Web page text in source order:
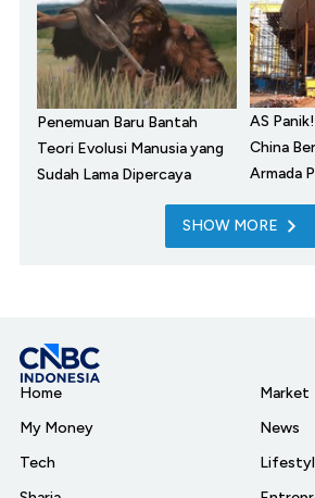
Penemuan Baru Bantah
Teori Evolusi Manusia yang
Sudah Lama Dipercaya
AS
China
Armada
SHOW MORE
Home
My Money
Tech
Market
News